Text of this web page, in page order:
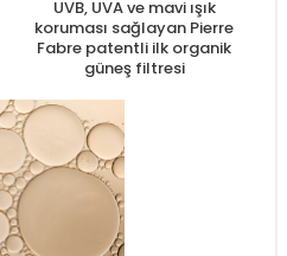
UVB, UVA ve mavi ışık
koruması sağlayan Pierre
Fabre patentli ilk organik
güneş filtresi